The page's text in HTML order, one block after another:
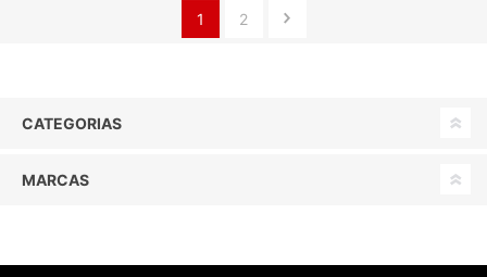
1 2
CATEGORIAS
MARCAS